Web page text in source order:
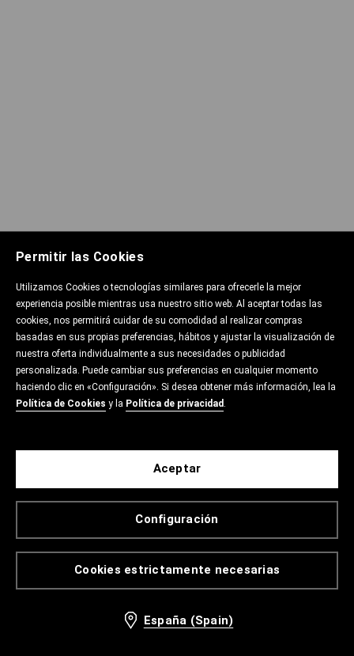
Permitir las Cookies
Utilizamos Cookies o tecnologías similares para ofrecerle la mejor
experiencia posible mientras usa nuestro sitio web. Al aceptar todas las
cookies, nos permitirá cuidar de su comodidad al realizar compras
basadas en sus propias preferencias, hábitos y ajustar la visualización de
nuestra oferta individualmente a sus necesidades o publicidad
personalizada. Puede cambiar sus preferencias en cualquier momento
haciendo clic en «Configuración». Si desea obtener más información, lea la
Política de Cookies y la Política de privacidad.
Cookies estrictamente necesarias
Configuración
Aceptar
España (Spain)